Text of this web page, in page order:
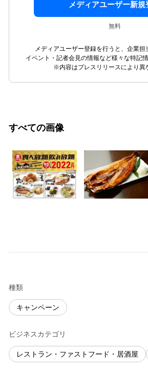
メディアユーザー新規
無料
メディアユーザー登録を行うと、企業担
イベント・記者会見の情報など様々な特記
※内容はプレスリリースにより異
すべての画像
種類
キャンペーン
ビジネスカテゴリ
レストラン・ファストフード・居酒屋